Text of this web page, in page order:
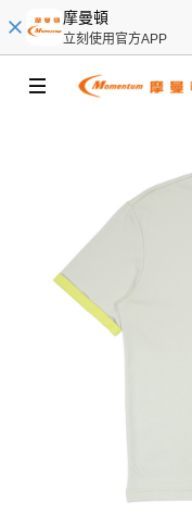
摩曼頓
立刻使用官方APP